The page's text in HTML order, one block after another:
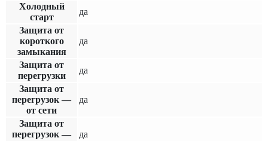
Холодный
старт
да
Защита от
короткого
замыкания
да
Защита от
перегрузки
да
Защита от
перегрузок —
от сети
да
Защита от
перегрузок —
да